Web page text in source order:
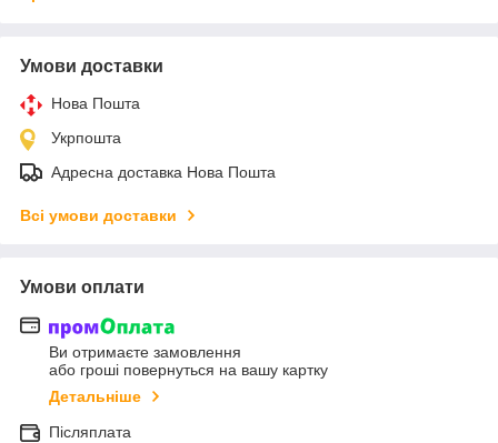
Умови доставки
Нова Пошта
Укрпошта
Адресна доставка Нова Пошта
Всі умови доставки
Умови оплати
Ви отримаєте замовлення
або гроші повернуться на вашу картку
Детальніше
Післяплата